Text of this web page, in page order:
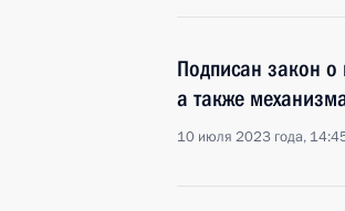
Подписан закон
а также
10 июля 2023 года,